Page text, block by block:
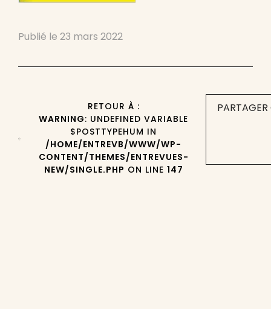
Publié le 23 mars 2022
RETOUR À :
WARNING: UNDEFINED VARIABLE
$POSTTYPEHUM IN
/HOME/ENTREVB/WWW/WP-
CONTENT/THEMES/ENTREVUES-
NEW/SINGLE.PHP ON LINE 147